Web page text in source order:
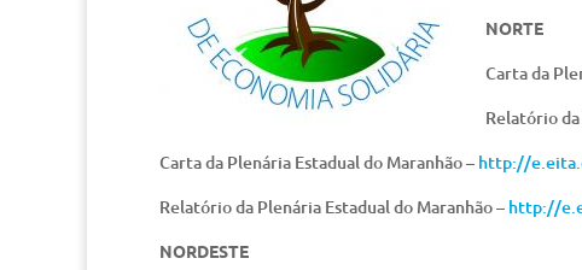
NORTE
Carta da
Relatório
Carta da Plenária Estadual do Maranhão – http://
Relatório da Plenária Estadual do Maranhão – http://
NORDESTE